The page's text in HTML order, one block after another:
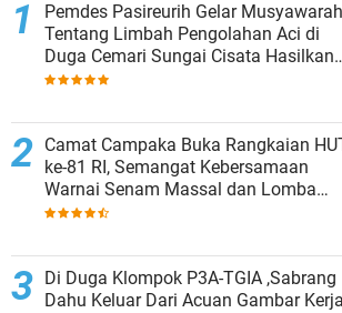
Pemdes Pasireurih Gelar Musyawarah
Tentang Limbah Pengolahan Aci di
Duga Cemari Sungai Cisata Hasilkan
Kesepakatan Tutup Sementara
Camat Campaka Buka Rangkaian
ke-81 RI, Semangat Kebersamaan
Warnai Senam Massal dan Lomba
Karaoke Perangkat Desa
Di Duga Klompok P3A-TGIA ,Sabrang
Dahu Keluar Dari Acuan Gambar